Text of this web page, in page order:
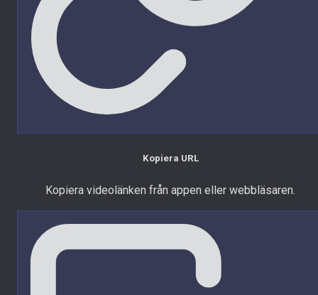
Kopiera URL
Kopiera videolänken från appen eller webbläsaren.